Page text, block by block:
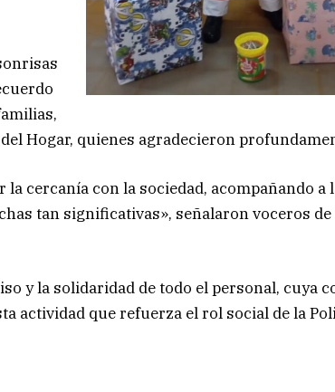
Hogar, quienes agradecieron
cercanía con la sociedad, acompañando a
tan significativas», señalaron voceros
y la solidaridad de todo el personal, cuya
actividad que refuerza el rol social de la